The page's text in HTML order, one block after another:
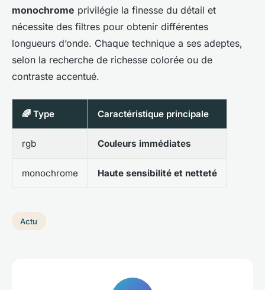
monochrome privilégie la finesse du détail et
nécessite des filtres pour obtenir différentes
longueurs d’onde. Chaque technique a ses adeptes,
selon la recherche de richesse colorée ou de
contraste accentué.
🌈 Type Caractéristique principale
rgb Couleurs immédiates
monochrome Haute sensibilité et netteté
Actu